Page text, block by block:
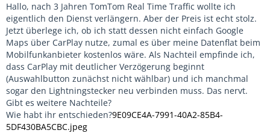
Hallo, nach 3 Jahren TomTom Real Time Traffic wollte ich
eigentlich den Dienst verlängern. Aber der Preis ist echt stolz.
Jetzt überlege ich, ob ich statt dessen nicht einfach Google
Maps über CarPlay nutze, zumal es über meine Datenflat beim
Mobilfunkanbieter kostenlos wäre. Als Nachteil empfinde ich,
dass CarPlay mit deutlicher Verzögerung beginnt
(Auswahlbutton zunächst nicht wählbar) und ich manchmal
sogar den Lightningstecker neu verbinden muss. Das nervt.
Gibt es weitere Nachteile?
Wie habt ihr entschieden?9E09CE4A-7991-40A2-85B4-
5DF430BA5CBC.jpeg